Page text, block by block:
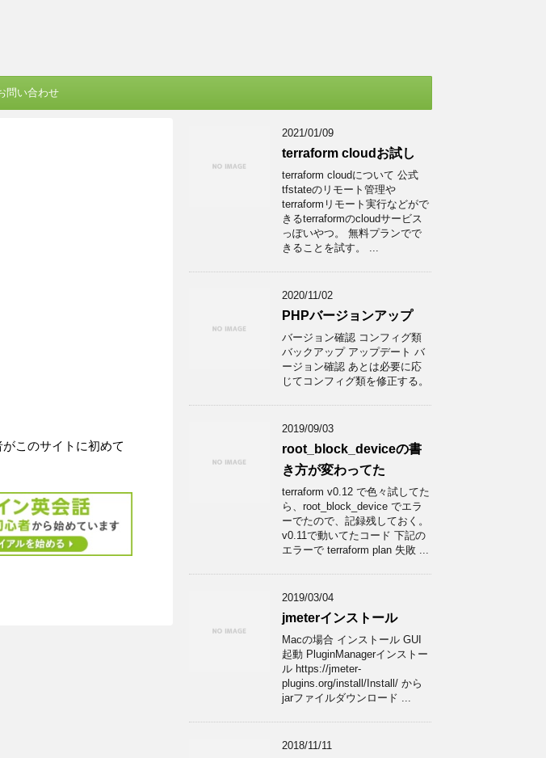
問い合わせ
このサイトに初めて
2021/01/09
terraform cloudお試し
terraform cloudについて 公式
tfstateのリモート管理や
terraformリモート実行などがで
きるterraformのcloudサービス
っぽいやつ。 無料プランでで
きることを試す。 ...
2020/11/02
PHPバージョンアップ
バージョン確認 コンフィグ類
バックアップ アップデート バ
ージョン確認 あとは必要に応
じてコンフィグ類を修正する。
2019/09/03
root_block_deviceの書
き方が変わってた
terraform v0.12 で色々試してた
ら、root_block_device でエラ
ーでたので、記録残しておく。
v0.11で動いてたコード 下記の
エラーで terraform plan 失敗 ...
2019/03/04
jmeterインストール
Macの場合 インストール GUI
起動 PluginManagerインストー
ル https://jmeter-
plugins.org/install/Install/ から
jarファイルダウンロード ...
2018/11/11